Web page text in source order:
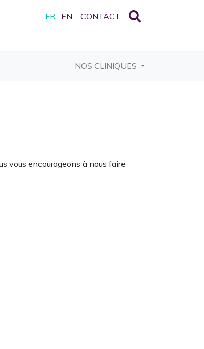
FR EN CONTACT
NOS CLINIQUES
vous encourageons à nous faire